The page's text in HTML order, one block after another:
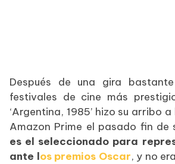
Después de una gira
festivales de cine más
‘Argentina, 1985’ hizo su arribo
Amazon Prime el pasado fin de
es el seleccionado para
ante los premios Oscar, y no